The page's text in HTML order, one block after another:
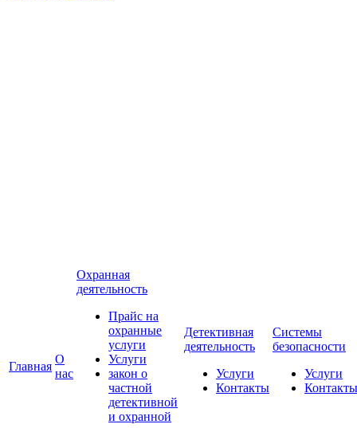
Главная
О
нас
Охранная
деятельность
Прайс на
охранные
услуги
Услуги
закон о
частной
детективной
и охранной
Детективная
деятельность
Услуги
Контакты
Системы
безопасности
Услуги
Контакты